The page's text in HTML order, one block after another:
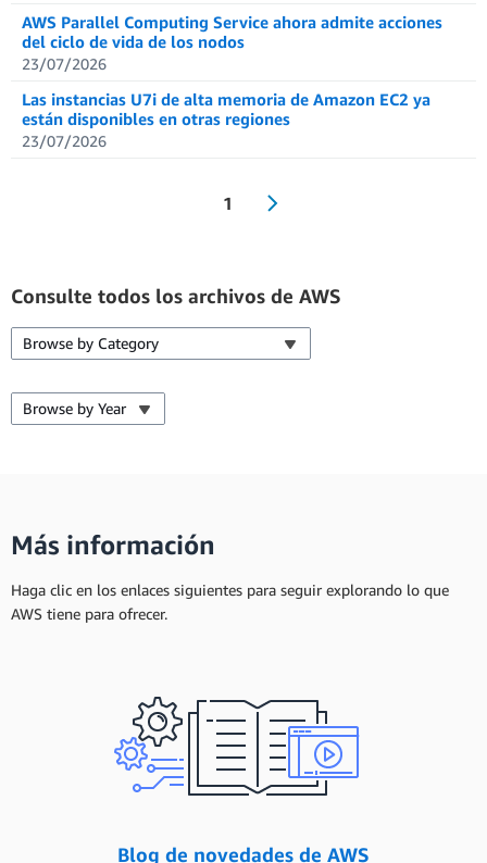
AWS Parallel Computing Service ahora admite acciones
del ciclo de vida de los nodos
23/07/2026
Las instancias U7i de alta memoria de Amazon EC2 ya
están disponibles en otras regiones
23/07/2026
1
Consulte todos los archivos de AWS
Browse by Category
Browse by Year
Más información
Haga clic en los enlaces siguientes para seguir explorando lo que
AWS tiene para ofrecer.
Blog de novedades de AWS